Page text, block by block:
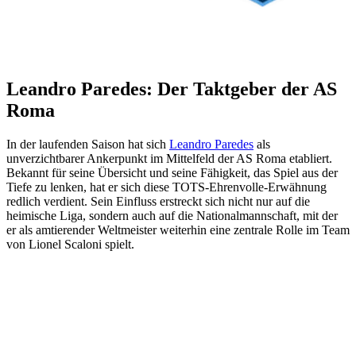
Leandro Paredes: Der Taktgeber der AS
Roma
In der laufenden Saison hat sich Leandro Paredes als
unverzichtbarer Ankerpunkt im Mittelfeld der AS Roma etabliert.
Bekannt für seine Übersicht und seine Fähigkeit, das Spiel aus der
Tiefe zu lenken, hat er sich diese TOTS-Ehrenvolle-Erwähnung
redlich verdient. Sein Einfluss erstreckt sich nicht nur auf die
heimische Liga, sondern auch auf die Nationalmannschaft, mit der
er als amtierender Weltmeister weiterhin eine zentrale Rolle im Team
von Lionel Scaloni spielt.